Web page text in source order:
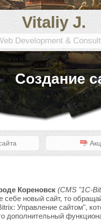
Vitaliy J.
Development &
Создание
Кореновск (CMS "1C-
себе новый сайт, то
Управление сайтом",
дополнительный